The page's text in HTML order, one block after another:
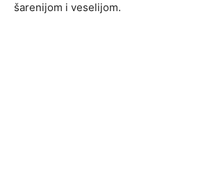
šarenijom i veselijom.